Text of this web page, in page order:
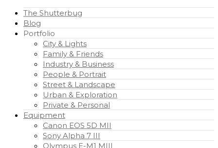
The Shutterbug
Blog
Portfolio
City & Lights
Family & Friends
Industry & Business
People & Portrait
Street & Landscape
Urban & Exploration
Private & Personal
Equipment
Canon EOS 5D MII
Sony Alpha 7 III
Olympus E-M1 MIII